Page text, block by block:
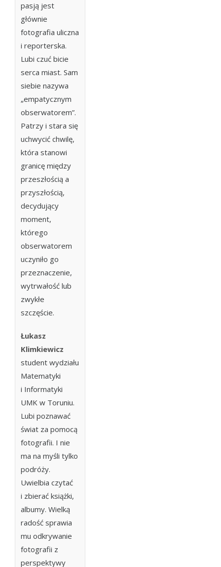
pasją jest
głównie
fotografia uliczna
i reporterska.
Lubi czuć bicie
serca miast. Sam
siebie nazywa
„empatycznym
obserwatorem”.
Patrzy i stara się
uchwycić chwilę,
która stanowi
granicę między
przeszłością a
przyszłością,
decydujący
moment,
którego
obserwatorem
uczyniło go
przeznaczenie,
wytrwałość lub
zwykłe
szczęście.
Łukasz
Klimkiewicz
student wydziału
Matematyki
i Informatyki
UMK w Toruniu.
Lubi poznawać
świat za pomocą
fotografii. I nie
ma na myśli tylko
podróży.
Uwielbia czytać
i zbierać książki,
albumy. Wielką
radość sprawia
mu odkrywanie
fotografii z
perspektywy